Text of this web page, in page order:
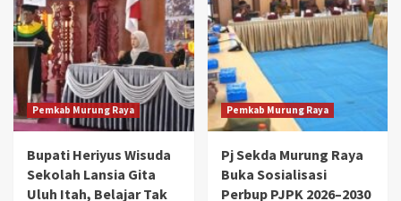
Pemkab Murung Raya
Bupati Heriyus Wisuda
Sekolah Lansia Gita
Uluh Itah, Belajar Tak
Pemkab Murung Raya
Pj Sekda Murung Raya
Buka Sosialisasi
Perbup PJPK 2026–2030